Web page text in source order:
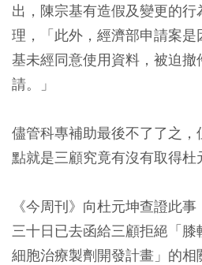
出，陳宗基有造假及變更的
理，「此外，經濟部申請案
基未經同意使用資料，被迫撤
請。」
儘管科專補助最後不了了之
點就是三顧究竟有沒有取得杜
《今周刊》向杜元坤查證此
三十日已去函給三顧拒絕「
細胞治療製劑開發計畫」的